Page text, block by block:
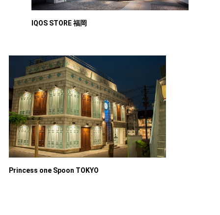
IQOS STORE 福岡
Princess one Spoon TOKYO